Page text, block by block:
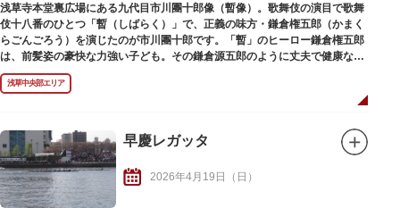
浅草寺本堂裏広場にある九代目市川團十郎像（暫像）。歌舞伎の演目で歌舞
伎十八番のひとつ「暫（しばらく）」で、正義の味方・鎌倉権五郎（かまく
らごんごろう）を演じたのが市川團十郎です。「暫」のヒーロー鎌倉権五郎
は、前髪姿の豪快な力強い子ども。その鎌倉源五郎のように丈夫で健康な子
どもに育ってもらいたいという親の願いを込めて「泣き相撲」は行われま
す。まわし姿の組ませ役に抱かれた赤ちゃんが、土俵の上で泣き声を競い、
せ、「はっけよい、のこった」で、呼出し・組ませ役は、にらんだり、赤ち
ゃんを高く持ち上げたり、鬼の面をつけたり、あの手この手でなんとか泣か
せようとします。組ませ役のしぐさに泣き出す子、逆に笑う子、寝たままの
子とさまざまで、組ませ役の奮戦に心が和みます。
応募方法等、詳しくは浅草観光連盟公式サイトでご確認ください。
浅草中央部エリア
早慶レガッタ
2026年4月19日（日）